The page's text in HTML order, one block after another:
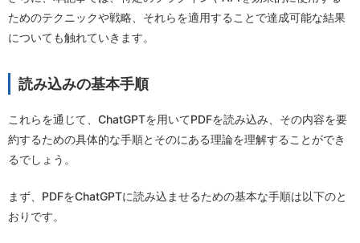
ためのテクニックや戦略、それらを適用することで達成可能な結果
についても触れていきます。
読み込みの基本手順
これらを通じて、ChatGPTを用いてPDFを読み込み、その内容を要
約するための具体的な手順とそのにある理論を理解することができ
るでしょう。
まず、PDFをChatGPTに読み込ませるための基本な手順は以下のと
おりです。